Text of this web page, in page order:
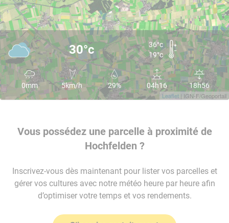
Leaflet | IGN-F/Geoportail
30°c
36°c
19°c
0mm 5km/h 29% 04h16 18h56
Vous possédez une parcelle à proximité de
Hochfelden ?
Inscrivez-vous dès maintenant pour lister vos parcelles et
gérer vos cultures avec notre météo heure par heure afin
d’optimiser votre temps et vos rendements.